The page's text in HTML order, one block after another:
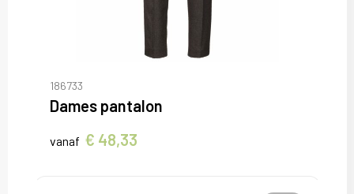
186733
Dames pantalon
vanaf € 48,33